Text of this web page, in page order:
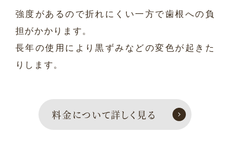
強度があるので折れにくい一方で歯根への負
担がかかります。
長年の使用により黒ずみなどの変色が起きた
りします。
料金について詳しく見る